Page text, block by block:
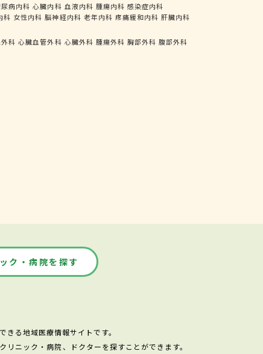
病内科 心臓内科 血液内科 腫瘍内科 感染症内科
科 女性内科 脳神経内科 老年内科 疼痛緩和内科 肝臓内科
科 心臓血管外科 心臓外科 腫瘍外科 胸部外科 腹部外科
ク・病院を探す
る地域医療情報サイトです。
ニック・病院、ドクターを探すことができます。